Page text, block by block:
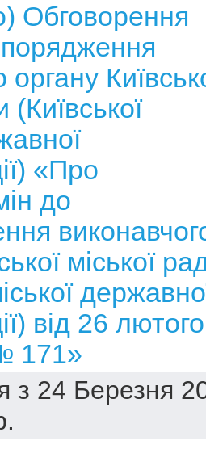
Обговорення
органу
(Київської
«Про
до
міської
від 26 лютого
171»
з 24 Березня